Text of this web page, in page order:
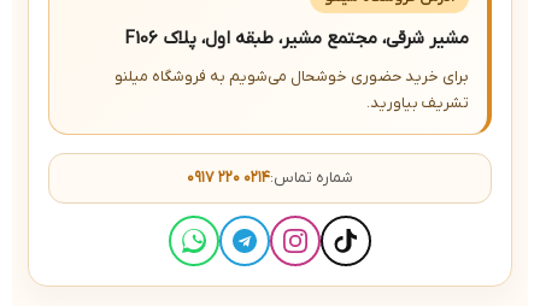
مشیر شرقی، مجتمع مشیر، طبقه اول، پلاک F106
برای خرید حضوری خوشحال می‌شویم به فروشگاه میلنو
تشریف بیاورید.
شماره تماس:۰۹۱۷ ۲۲۰ ۰۲۱۴